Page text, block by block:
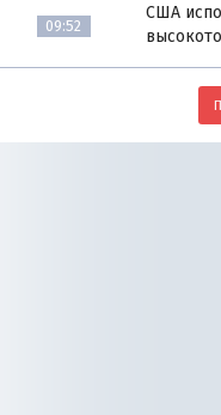
09:52
США